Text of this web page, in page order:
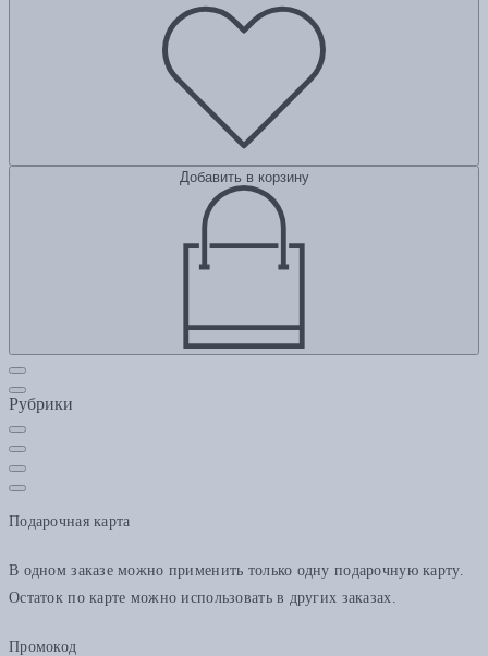
Добавить в корзину
Рубрики
Подарочная карта
В одном заказе можно применить только одну подарочную карту.
Остаток по карте можно использовать в других заказах.
Промокод